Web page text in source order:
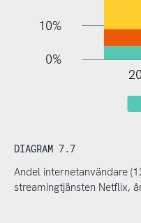
10%
0%
DIAGRAM 7.7
Andel internetanvändare
streamingtjänsten Netflix,